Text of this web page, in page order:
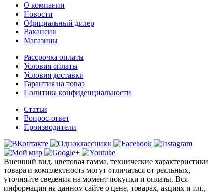
О компании
Новости
Официальный дилер
Вакансии
Магазины
Рассрочка оплаты
Условия оплаты
Условия доставки
Гарантия на товар
Политика конфиденциальности
Статьи
Вопрос-ответ
Производители
Внешний вид, цветовая гамма, технические характеристики
товара и комплектность могут отличаться от реальных,
уточняйте сведения на момент покупки и оплаты. Вся
информация на данном сайте о цене, товарах, акциях и т.п.,